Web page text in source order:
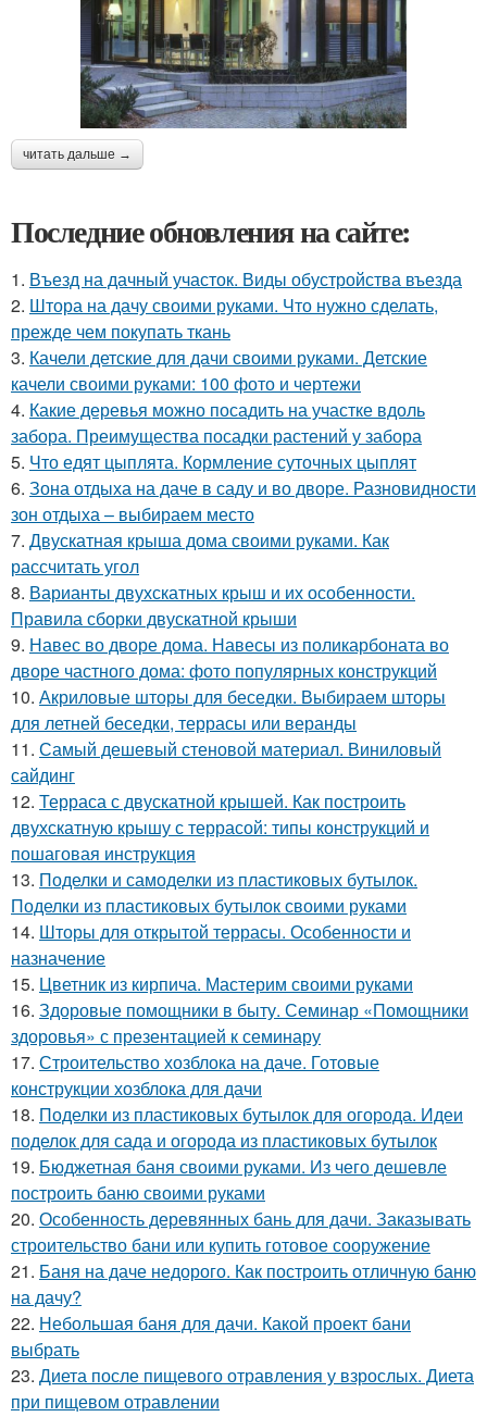
читать дальше →
Последние обновления на сайте:
1. Въезд на дачный участок. Виды обустройства въезда
2. Штора на дачу своими руками. Что нужно сделать,
прежде чем покупать ткань
3. Качели детские для дачи своими руками. Детские
качели своими руками: 100 фото и чертежи
4. Какие деревья можно посадить на участке вдоль
забора. Преимущества посадки растений у забора
5. Что едят цыплята. Кормление суточных цыплят
6. Зона отдыха на даче в саду и во дворе. Разновидности
зон отдыха – выбираем место
7. Двускатная крыша дома своими руками. Как
рассчитать угол
8. Варианты двухскатных крыш и их особенности.
Правила сборки двускатной крыши
9. Навес во дворе дома. Навесы из поликарбоната во
дворе частного дома: фото популярных конструкций
10. Акриловые шторы для беседки. Выбираем шторы
для летней беседки, террасы или веранды
11. Самый дешевый стеновой материал. Виниловый
сайдинг
12. Терраса с двускатной крышей. Как построить
двухскатную крышу с террасой: типы конструкций и
пошаговая инструкция
13. Поделки и самоделки из пластиковых бутылок.
Поделки из пластиковых бутылок своими руками
14. Шторы для открытой террасы. Особенности и
назначение
15. Цветник из кирпича. Мастерим своими руками
16. Здоровые помощники в быту. Семинар «Помощники
здоровья» с презентацией к семинару
17. Строительство хозблока на даче. Готовые
конструкции хозблока для дачи
18. Поделки из пластиковых бутылок для огорода. Идеи
поделок для сада и огорода из пластиковых бутылок
19. Бюджетная баня своими руками. Из чего дешевле
построить баню своими руками
20. Особенность деревянных бань для дачи. Заказывать
строительство бани или купить готовое сооружение
21. Баня на даче недорого. Как построить отличную баню
на дачу?
22. Небольшая баня для дачи. Какой проект бани
выбрать
23. Диета после пищевого отравления у взрослых. Диета
при пищевом отравлении